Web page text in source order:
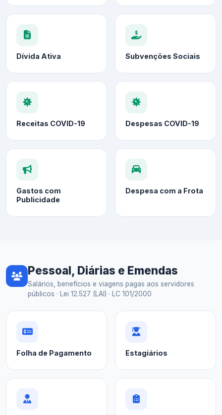
Dívida Ativa Subvenções Sociais
Receitas COVID-19 Despesas COVID-19
Gastos com
Publicidade
Despesa com a Frota
Pessoal, Diárias e Emendas
Salários, benefícios e viagens pagas aos servidores
públicos · Lei 12.527 (LAI) · LC 101/2000
Folha de Pagamento Estagiários